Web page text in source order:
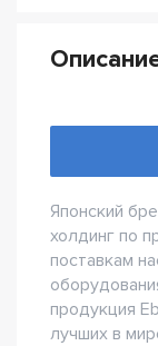
Японский
холдинг по
поставкам
продукция
лучших в